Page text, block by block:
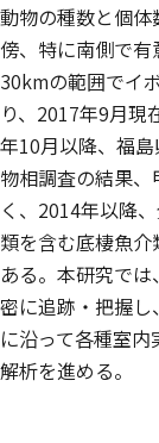
動物の種数と個
傍、特に南側で
30kmの範囲でイ
り、2017年9月現
年10月以降、福
物相調査の結果
く、2014年以降
類を含む底棲魚
ある。本研究で
密に追跡・把握
に沿って各種室
解析を進める。